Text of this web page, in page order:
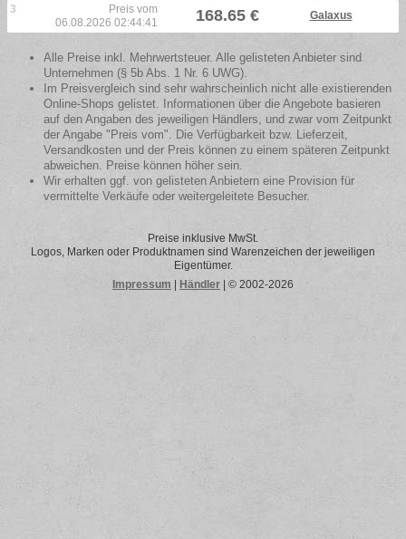
3
Preis vom
06.08.2026 02:44:41
168.65 € Galaxus
Alle Preise inkl. Mehrwertsteuer. Alle gelisteten Anbieter sind
Unternehmen (§ 5b Abs. 1 Nr. 6 UWG).
Im Preisvergleich sind sehr wahrscheinlich nicht alle existierenden
Online-Shops gelistet. Informationen über die Angebote basieren
auf den Angaben des jeweiligen Händlers, und zwar vom Zeitpunkt
der Angabe "Preis vom". Die Verfügbarkeit bzw. Lieferzeit,
Versandkosten und der Preis können zu einem späteren Zeitpunkt
abweichen. Preise können höher sein.
Wir erhalten ggf. von gelisteten Anbietern eine Provision für
vermittelte Verkäufe oder weitergeleitete Besucher.
Preise inklusive MwSt.
Logos, Marken oder Produktnamen sind Warenzeichen der jeweiligen
Eigentümer.
Impressum
Händler | © 2002-2026